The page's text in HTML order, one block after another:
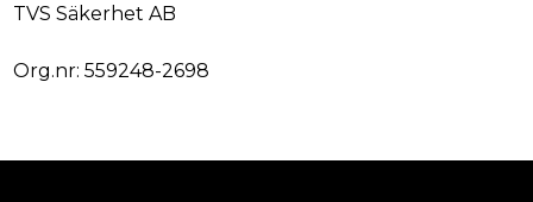
TVS Säkerhet AB
Org.nr: 559248-2698